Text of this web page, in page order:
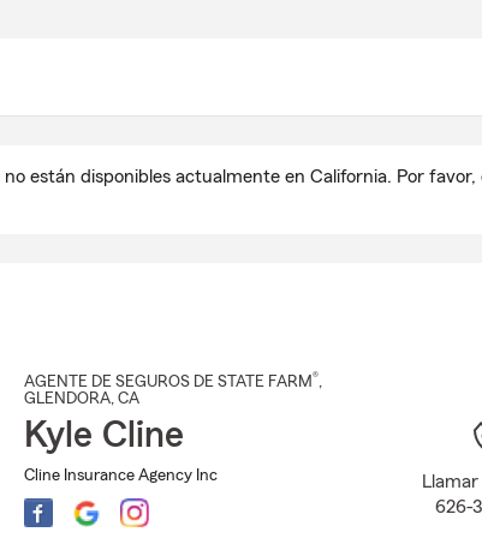
están disponibles actualmente en California. Por
AGENTE DE SEGUROS DE STATE FARM®,
GLENDORA, CA
Kyle Cline
Cline Insurance Agency Inc
626-